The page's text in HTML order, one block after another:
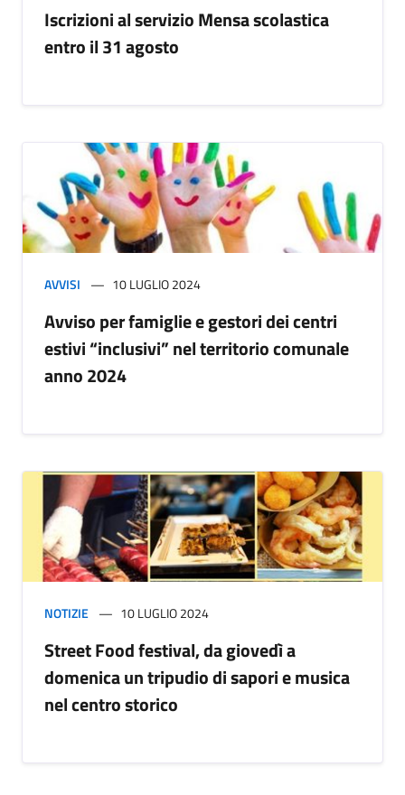
Iscrizioni al servizio Mensa scolastica
entro il 31 agosto
AVVISI 10 LUGLIO 2024
Avviso per famiglie e gestori dei centri
estivi “inclusivi” nel territorio comunale
anno 2024
NOTIZIE 10 LUGLIO 2024
Street Food festival, da giovedì a
domenica un tripudio di sapori e musica
nel centro storico